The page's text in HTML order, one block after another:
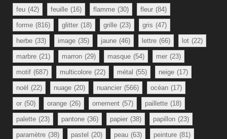
feu (42) feuille (16) flamme (30) fleur (84)
forme (816) glitter (18) grille (23) gris (47)
herbe (33) image (35) jaune (46) lettre (66) lot (22)
marbre (21) marron (29) masque (54) mer (23)
motif (687) multicolore (22) métal (55) neige (17)
noël (22) nuage (20) nuancier (566) océan (17)
or (50) orange (26) ornement (57) paillette (18)
palette (23) pantone (36) papier (38) papillon (23)
paramètre (38) pastel (20) peau (63) peinture (81)